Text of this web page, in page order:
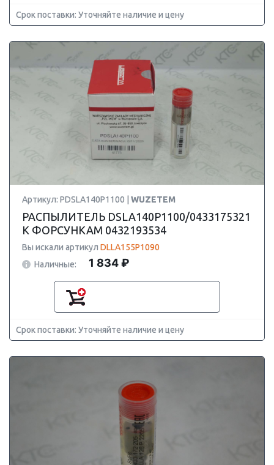
Срок поставки: Уточняйте наличие и цену
Артикул: PDSLA140P1100 | WUZETEM
РАСПЫЛИТЕЛЬ DSLA140P1100/0433175321
К ФОРСУНКАМ 0432193534
Вы искали артикул DLLA155P1090
Наличные:
1 834 ₽
Срок поставки: Уточняйте наличие и цену